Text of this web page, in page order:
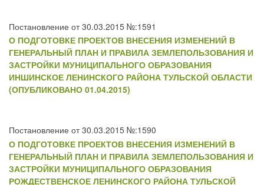
Постановление от 30.03.2015 №:1591
О ПОДГОТОВКЕ ПРОЕКТОВ ВНЕСЕНИЯ ИЗМЕНЕНИЙ В
ГЕНЕРАЛЬНЫЙ ПЛАН И ПРАВИЛА ЗЕМЛЕПОЛЬЗОВАНИЯ И
ЗАСТРОЙКИ МУНИЦИПАЛЬНОГО ОБРАЗОВАНИЯ
ИНШИНСКОЕ ЛЕНИНСКОГО РАЙОНА ТУЛЬСКОЙ ОБЛАСТИ
(ОПУБЛИКОВАНО 01.04.2015)
Постановление от 30.03.2015 №:1590
О ПОДГОТОВКЕ ПРОЕКТОВ ВНЕСЕНИЯ ИЗМЕНЕНИЙ В
ГЕНЕРАЛЬНЫЙ ПЛАН И ПРАВИЛА ЗЕМЛЕПОЛЬЗОВАНИЯ И
ЗАСТРОЙКИ МУНИЦИПАЛЬНОГО ОБРАЗОВАНИЯ
РОЖДЕСТВЕНСКОЕ ЛЕНИНСКОГО РАЙОНА ТУЛЬСКОЙ